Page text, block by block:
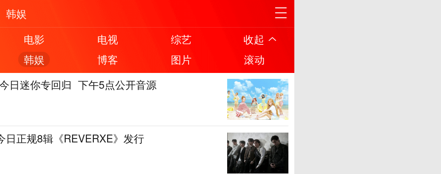
韩娱
电影 电视 综艺
收起
韩娱 博客 图片
滚动
日迷你专回归 下午5点公开音源
日正规8辑《REVERXE》发行